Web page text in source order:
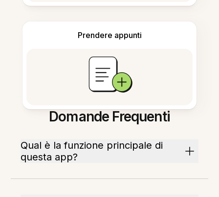
Prendere appunti
Domande Frequenti
Qual è la funzione principale di
questa app?